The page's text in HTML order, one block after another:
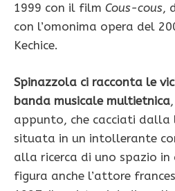
1999 con il film Cous-cous,
con l’omonima opera del
Kechice.
Spinazzola ci racconta le
banda musicale multietnica
appunto, che cacciati dalla
situata in un intollerante
alla ricerca di uno spazio in
figura anche l’attore